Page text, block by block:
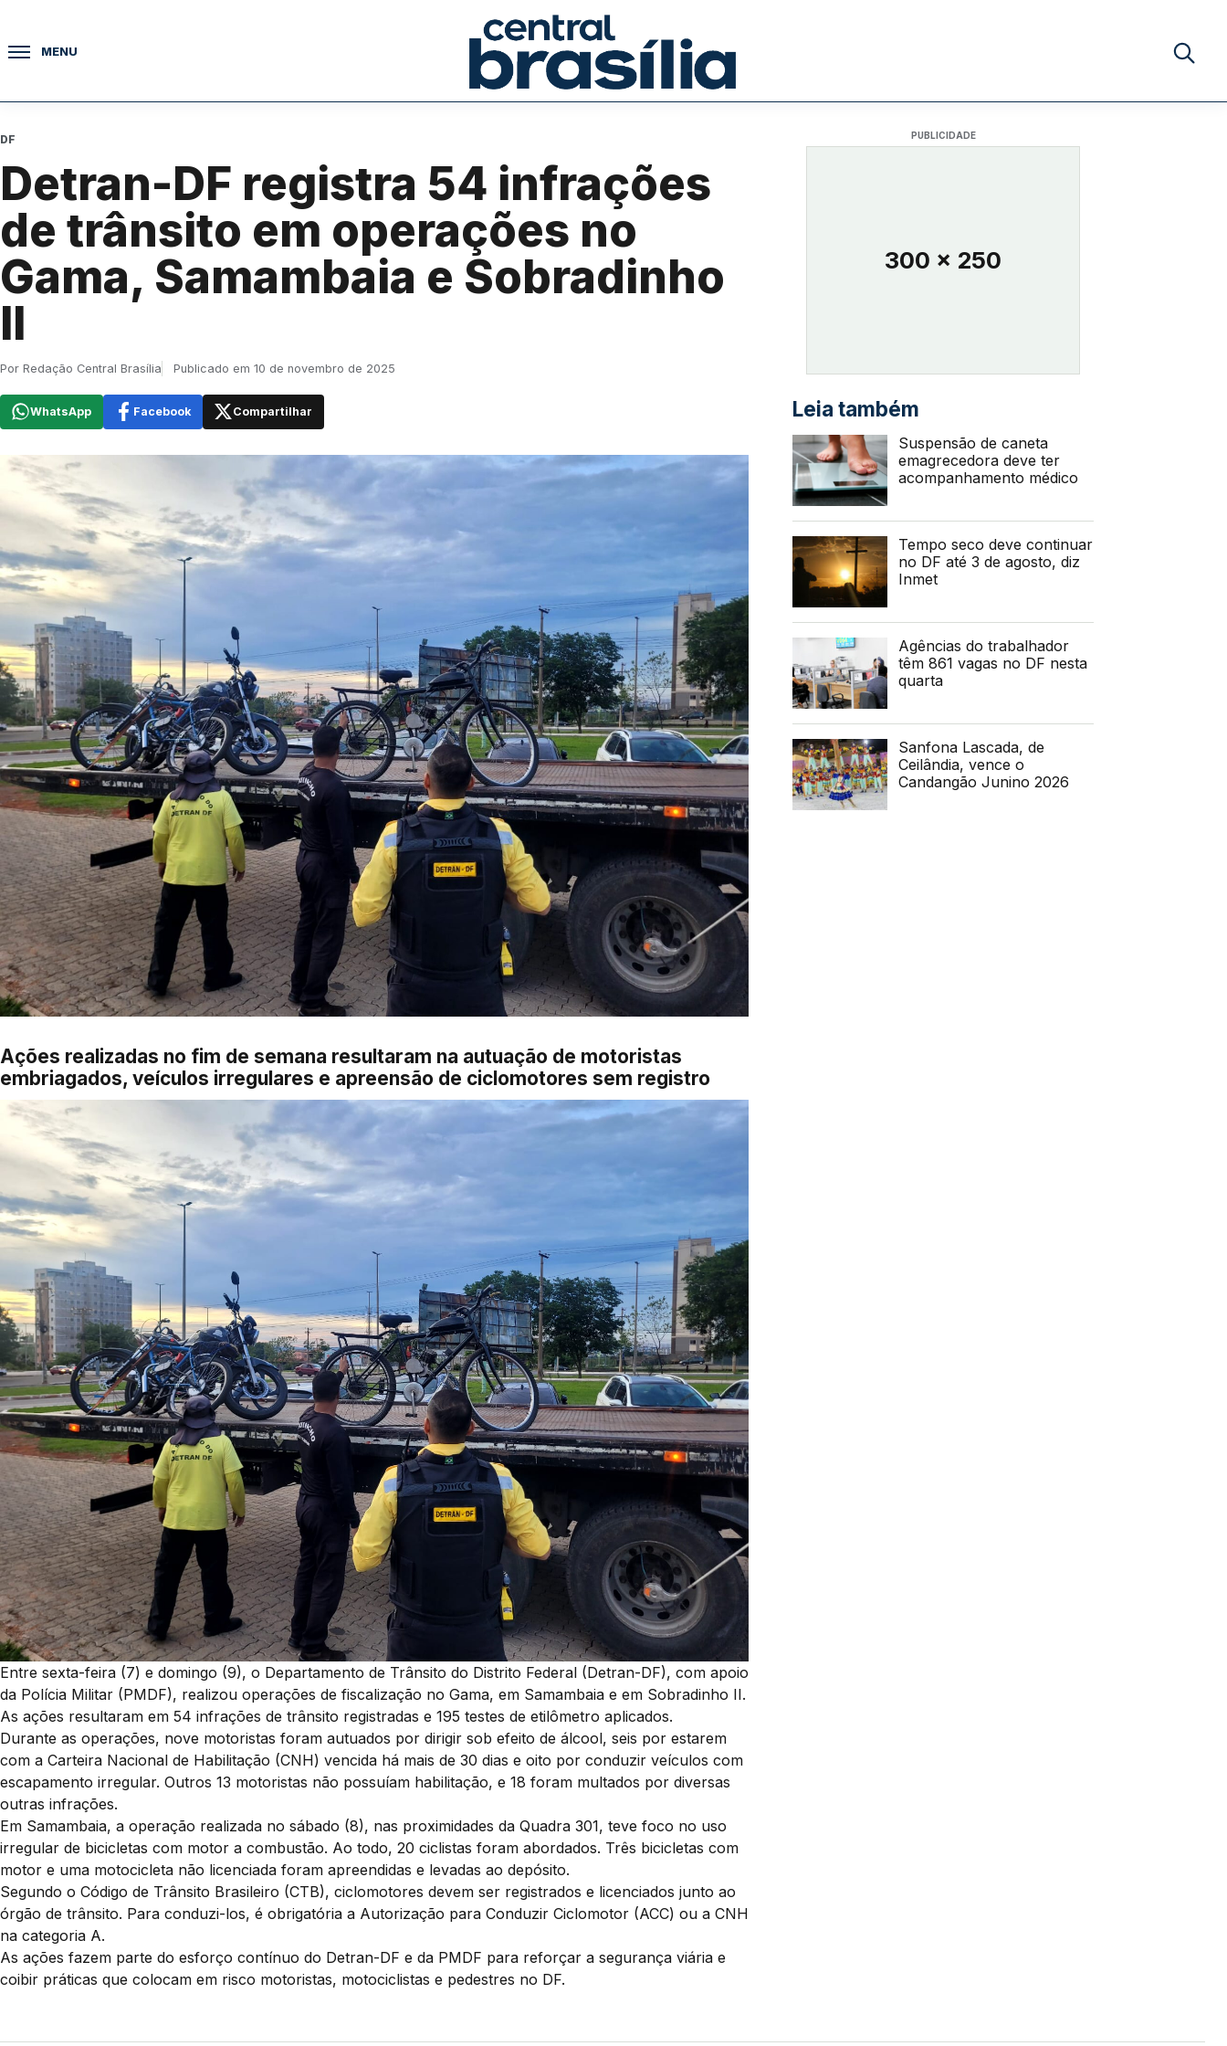
MENU
Buscar
DF
Detran-DF registra 54 infrações
de trânsito em operações no
Gama, Samambaia e Sobradinho
II
Por Redação Central Brasília Publicado em 10 de novembro de 2025
WhatsApp Facebook Compartilhar
Ações realizadas no fim de semana resultaram na autuação de motoristas
embriagados, veículos irregulares e apreensão de ciclomotores sem registro
Entre sexta-feira (7) e domingo (9), o Departamento de Trânsito do Distrito Federal (Detran-DF), com apoio
da Polícia Militar (PMDF), realizou operações de fiscalização no Gama, em Samambaia e em Sobradinho II.
As ações resultaram em 54 infrações de trânsito registradas e 195 testes de etilômetro aplicados.
Durante as operações, nove motoristas foram autuados por dirigir sob efeito de álcool, seis por estarem
com a Carteira Nacional de Habilitação (CNH) vencida há mais de 30 dias e oito por conduzir veículos com
escapamento irregular. Outros 13 motoristas não possuíam habilitação, e 18 foram multados por diversas
outras infrações.
Em Samambaia, a operação realizada no sábado (8), nas proximidades da Quadra 301, teve foco no uso
irregular de bicicletas com motor a combustão. Ao todo, 20 ciclistas foram abordados. Três bicicletas com
motor e uma motocicleta não licenciada foram apreendidas e levadas ao depósito.
Segundo o Código de Trânsito Brasileiro (CTB), ciclomotores devem ser registrados e licenciados junto ao
órgão de trânsito. Para conduzi-los, é obrigatória a Autorização para Conduzir Ciclomotor (ACC) ou a CNH
na categoria A.
As ações fazem parte do esforço contínuo do Detran-DF e da PMDF para reforçar a segurança viária e
coibir práticas que colocam em risco motoristas, motociclistas e pedestres no DF.
PUBLICIDADE
300 x 250
Leia também
Suspensão de caneta
emagrecedora deve ter
acompanhamento médico
Tempo seco deve continuar
no DF até 3 de agosto, diz
Inmet
Agências do trabalhador
têm 861 vagas no DF nesta
quarta
Sanfona Lascada, de
Ceilândia, vence o
Candangão Junino 2026